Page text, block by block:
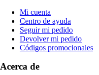
Mi cuenta
Centro de ayuda
Seguir mi pedido
Devolver mi pedido
Códigos promocionales
Acerca de